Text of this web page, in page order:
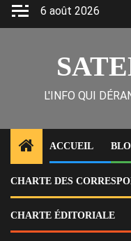
Skip
6 août 2026
L'INFO QUI
ACCUEIL
CHARTE DES
CHARTE ÉDITORIALE
Home
Actu
Haïti : le policier Smith Bien-
carnaval au Cap-Haïtien, un